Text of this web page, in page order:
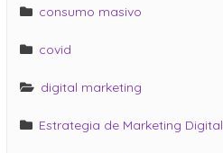
consumo masivo
covid
digital marketing
Estrategia de Marketing Digital